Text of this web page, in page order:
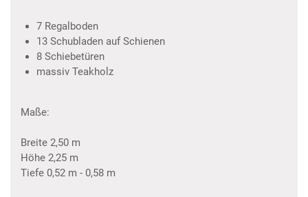
7 Regalboden
13 Schubladen auf Schienen
8 Schiebetüren
massiv Teakholz
Maße:
Breite 2,50 m
Höhe 2,25 m
Tiefe 0,52 m - 0,58 m